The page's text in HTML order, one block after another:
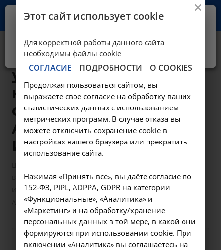
Исследование
уровня фолиевой
кислоты в
сыворотке крови -
A09.05.080 в
Иркутске
Витамины —
Исследование уровня фолиевой кислоты в сыворотке крови -
A09.05.080 в Иркутске
Оформите заявку на сайте,
595 ₽
Ваш город -Иркутск?
Да, верно Нет, выбрать другой
Этот сайт использует cookie
Для корректной работы данного сайта
необходимы файлы cookie
СОГЛАСИЕ ПОДРОБНОСТИ О COOKIES
Продолжая пользоваться сайтом, вы
выражаете свое согласие на обработку ваших
статистических данных с использованием
метрических программ. В случае отказа вы
можете отключить сохранение cookie в
настройках вашего браузера или прекратить
использование сайта.
Нажимая «Принять все», вы даёте согласие по
152-ФЗ, PIPL, ADPPA, GDPR на категории
«Функциональные», «Аналитика» и
«Маркетинг» и на обработку/хранение
персональных данных в той мере, в какой они
формируются при использовании cookie. При
включении «Аналитика» вы соглашаетесь на